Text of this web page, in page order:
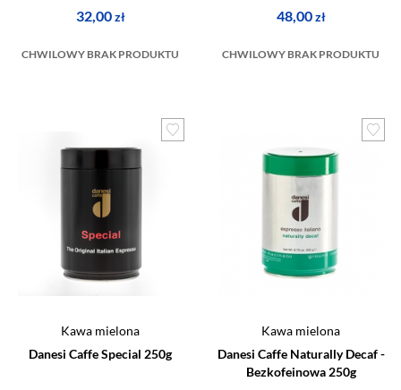
32,00zł
CHWILOWY BRAK PRODUKTU
48,00zł
CHWILOWY BRAK PRODUKTU
Kawa mielona
Danesi Caffe Special 250g
Kawa mielona
Danesi Caffe Naturally Decaf -
Bezkofeinowa 250g